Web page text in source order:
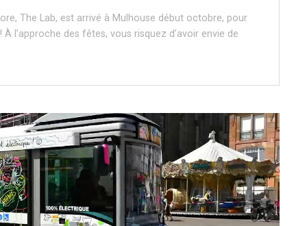
The Lab, est arrivé à Mulhouse début octobre, pour
l’approche des fêtes, vous risquez d’avoir envie de